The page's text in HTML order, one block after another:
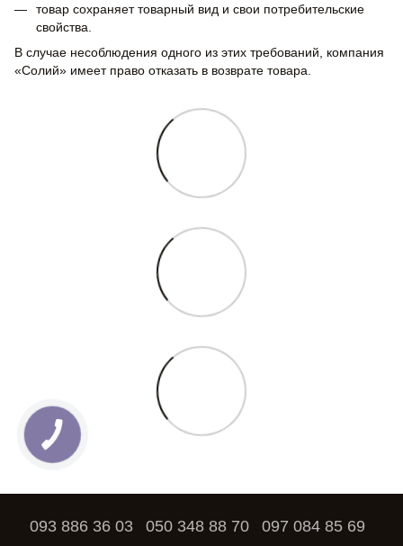
товар сохраняет товарный вид и свои потребительские
свойства.
В случае несоблюдения одного из этих требований, компания
«Солий» имеет право отказать в возврате товара.
093 886 36 03 050 348 88 70 097 084 85 69